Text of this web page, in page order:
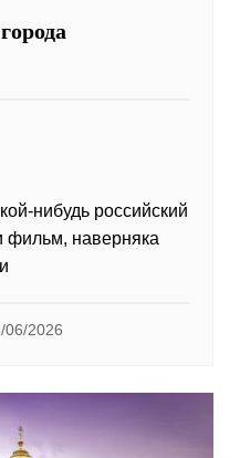
нибудь российский
фильм, наверняка
06/2026